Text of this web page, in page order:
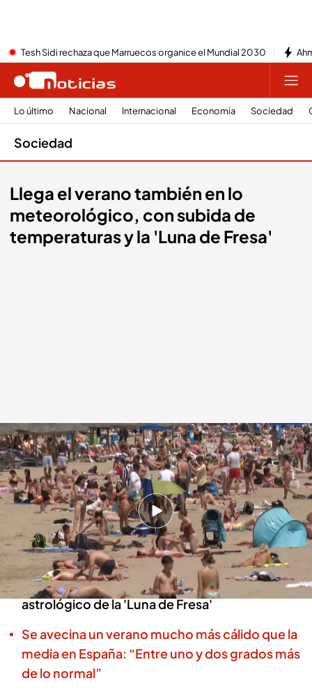
Tesh Sidi rechaza que Marruecos organice el Mundial 2030
Lo último Nacional Internacional Economía Sociedad
Sociedad
Llega el verano también en lo
meteorológico, con subida de
temperaturas y la 'Luna de Fresa'
La previsión del tiempo para este fin de semana
Redacción digital Noticias Cuatro Agencia EFE
21 JUN 2024 - 16:32h.
Un fin de semana con cielos completamente
despejados y con temperaturas que irán
subiendo
Este 21 de junio tiene lugar el fenómeno
astrológico de la 'Luna de Fresa'
Se avecina un verano mucho más cálido que la
media en España: “Entre uno y dos grados más
de lo normal”